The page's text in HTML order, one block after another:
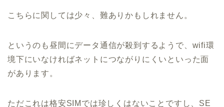
こちらに関しては少々、難ありかもしれません。
というのも昼間にデータ通信が殺到するようで、wifi環
境下にいなければネットにつながりにくいといった面
があります。
ただこれは格安SIMでは珍しくはないことですし、SE